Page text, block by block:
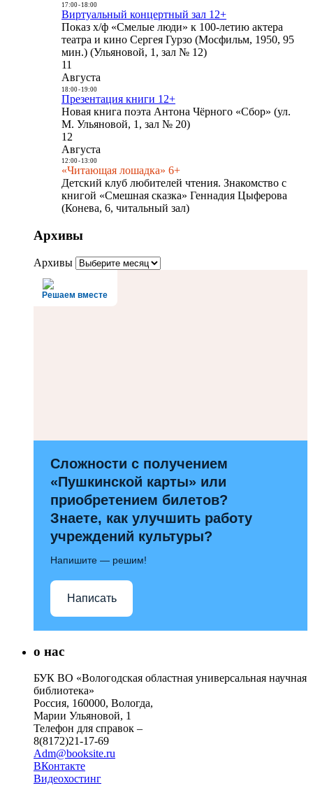
17:00- 18:00
Виртуальный концертный зал 12+
Показ х/ф «Смелые люди» к 100-летию актера
театра и кино Сергея Гурзо (Мосфильм, 1950, 95
мин.) (Ульяновой, 1, зал № 12)
11
Августа
18:00- 19:00
Презентация книги 12+
Новая книга поэта Антона Чёрного «Сбор» (ул.
М. Ульяновой, 1, зал № 20)
12
Августа
12:00- 13:00
«Читающая лошадка» 6+
Детский клуб любителей чтения. Знакомство с
книгой «Смешная сказка» Геннадия Цыферова
(Конева, 6, читальный зал)
Архивы
Архивы
Решаем вместе
Сложности с получением
«Пушкинской карты» или
приобретением билетов?
Знаете, как улучшить работу
учреждений культуры?
Напишите — решим!
Написать
о нас
БУК ВО «Вологодская областная универсальная научная
библиотека»
Россия, 160000, Вологда,
Марии Ульяновой, 1
Телефон для справок –
8(8172)21-17-69
Adm@booksite.ru
ВКонтакте
Видеохостинг